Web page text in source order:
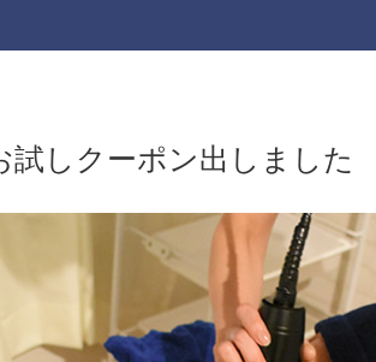
試しクーポン出しました